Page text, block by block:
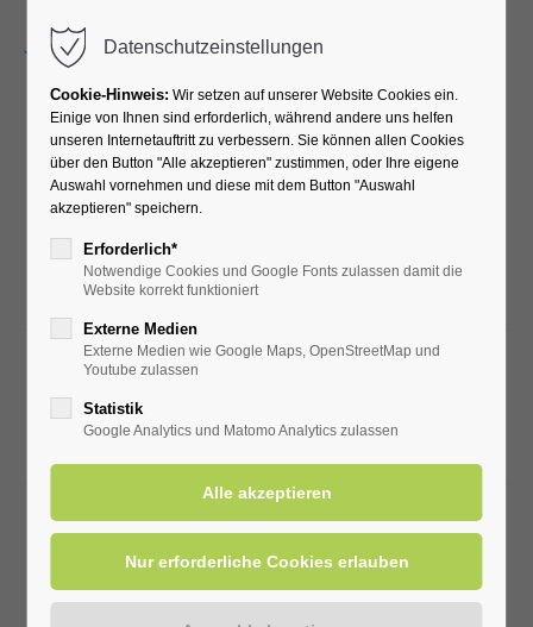
Veranstaltungen
10 Aug
Ort: Kurhalle
10 Aug
Kurgastbegrüßung - Neues und Wissenswertes aus
Ort: Kurhalle
Datenschutzeinstellungen
Cookie-Hinweis: Wir setzen auf unserer Website Cookies ein.
Einige von Ihnen sind erforderlich, während andere uns helfen
unseren Internetauftritt zu verbessern. Sie können allen Cookies
über den Button "Alle akzeptieren" zustimmen, oder Ihre eigene
Auswahl vornehmen und diese mit dem Button "Auswahl
akzeptieren" speichern.
Erforderlich*
Notwendige Cookies und Google Fonts zulassen damit die
Website korrekt funktioniert
Externe Medien
Externe Medien wie Google Maps, OpenStreetMap und
Youtube zulassen
Statistik
Google Analytics und Matomo Analytics zulassen